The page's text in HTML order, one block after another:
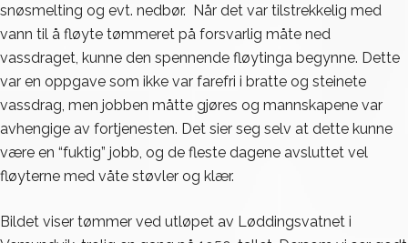
snøsmelting og evt. nedbør. Når det var tilstrekkelig med
vann til å fløyte tømmeret på forsvarlig måte ned
vassdraget, kunne den spennende fløytinga begynne. Dette
var en oppgave som ikke var farefri i bratte og steinete
vassdrag, men jobben måtte gjøres og mannskapene var
avhengige av fortjenesten. Det sier seg selv at dette kunne
være en “fuktig” jobb, og de fleste dagene avsluttet vel
fløyterne med våte støvler og klær.
Bildet viser tømmer ved utløpet av Løddingsvatnet i